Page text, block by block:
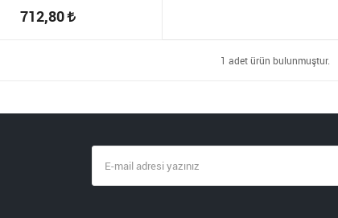
712,80
1 adet ürün bulunmuştur.